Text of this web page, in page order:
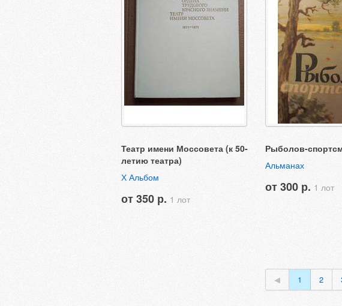
Театр имени Моссовета (к 50-
летию театра)
Х Альбом
от 350 р. 1 лот
Рыболов-
Альманах
от 300 р. 1 лот
◀ 1 2